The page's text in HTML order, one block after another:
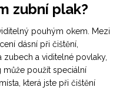
zubní plak?
pouhým okem. Mezi
dásní při čištění,
a viditelné povlaky,
může použít speciální
která jste při čištění